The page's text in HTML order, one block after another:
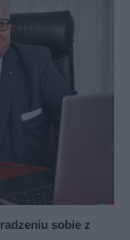
sobie z